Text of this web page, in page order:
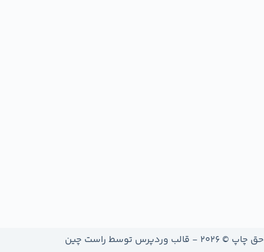
حق چاپ © 2026 - قالب وردپرس توسط راست چین